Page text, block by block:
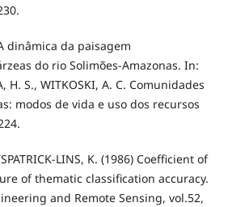
dinâmica da paisagem
do rio Solimões-Amazonas. In:
H. S., WITKOSKI, A. C. Comunidades
modos de vida e uso dos recursos
LINS, K. (1986) Coefficient of
of thematic classification accuracy.
and Remote Sensing, vol.52,